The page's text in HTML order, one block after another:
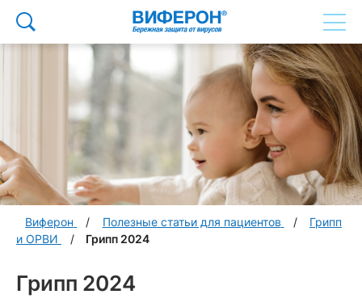
Виферон Полезные статьи для пациентов
Грипп
и ОРВИ
Грипп 2024
Грипп 2024